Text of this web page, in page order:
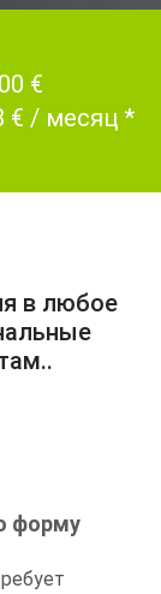
€
€ / месяц *
в любое
форму